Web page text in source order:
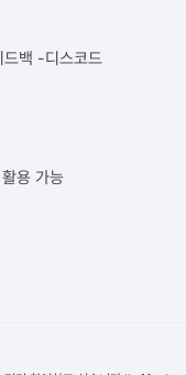
드백 -디스코드
용 가능